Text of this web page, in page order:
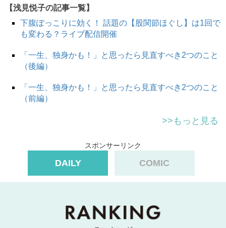
【浅見悦子の記事一覧】
下腹ぽっこりに効く！ 話題の【股関節ほぐし】は1回で
も変わる？ライブ配信開催
「一生、独身かも！」と思ったら見直すべき2つのこと
（後編）
「一生、独身かも！」と思ったら見直すべき2つのこと
（前編）
>>もっと見る
スポンサーリンク
DAILY COMIC